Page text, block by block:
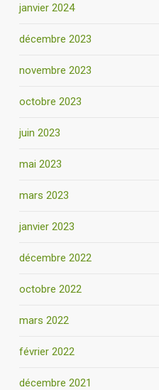
janvier 2024
décembre 2023
novembre 2023
octobre 2023
juin 2023
mai 2023
mars 2023
janvier 2023
décembre 2022
octobre 2022
mars 2022
février 2022
décembre 2021